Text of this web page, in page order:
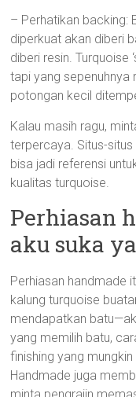
– Perhatikan backing:
diperkuat akan diberi
diberi resin. Turquoise
tapi yang
potongan kecil
Kalau masih ragu,
terpercaya. Situs-
bisa jadi referensi
kualitas turquoise.
Perhiasan
aku suka
Perhiasan handmade
kalung turquoise
mendapatkan
yang memilih batu,
finishing yang
Handmade juga